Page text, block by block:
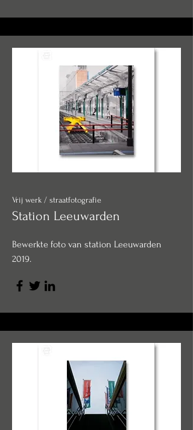
Vrij werk / straatfotografie
Station Leeuwarden
Bewerkte foto van station Leeuwarden
2019.